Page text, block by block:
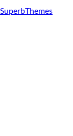
SuperbThemes